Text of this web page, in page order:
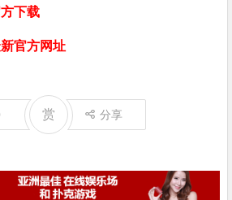
下载
官方网址
赏 分享